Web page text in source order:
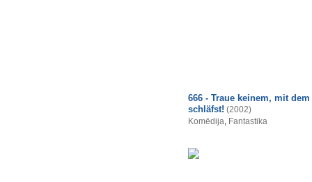
666 - Traue keinem, mit dem
schläfst! (2002)
Komēdija, Fantastika